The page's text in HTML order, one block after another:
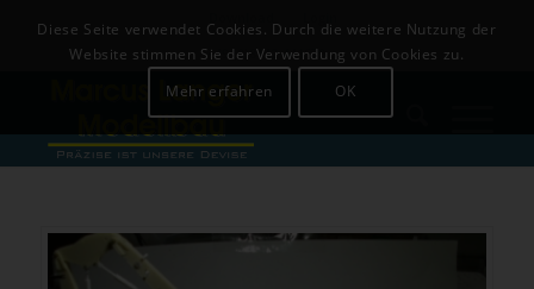
+49 (0)8142-441679
Diese Seite verwendet Cookies. Durch die weitere Nutzung der
Website stimmen Sie der Verwendung von Cookies zu.
Mehr erfahren
OK